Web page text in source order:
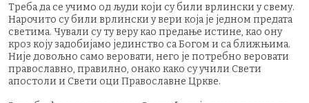
Треба да се учимо од људи који су били врлински у свему.
Нарочито су били врлински у вери која је једном предата
светима. Чували су ту веру као предање истине, као ону
кроз коју задобијамо јединство са Богом и са ближњима.
Није довољно само веровати, него је потребно веровати
православно, правилно, онако како су учили Свети
апостоли и Свети оци Православне Цркве.